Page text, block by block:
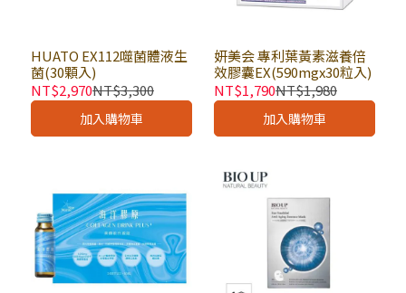
HUATO EX112噬菌體液生
菌(30顆入)
NT$2,970NT$3,300
加入購物車
妍美会 專利葉黃素滋養倍
效膠囊EX(590mgx30粒入)
NT$1,790NT$1,980
加入購物車